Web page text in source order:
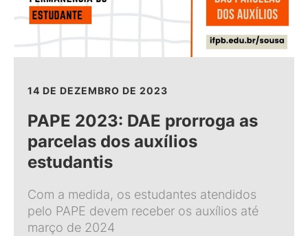
14 DE DEZEMBRO DE 2023
PAPE 2023: DAE prorroga as
parcelas dos auxílios
estudantis
Com a medida, os estudantes atendidos
pelo PAPE devem receber os auxílios até
março de 2024